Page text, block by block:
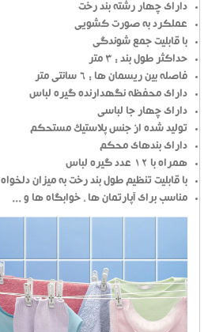
دارای چهار رشته بند رخت
عملکرد به صورت کشویی
با قابلیت جمع شوندگی
حداکثر طول بند : 3 متر
فاصله بین ریسمان ها : 6 سانتی متر
دارای محفظه نگهدارنده گیره لباس
دارای چهار جا لباسی
تولید شده از جنس پلاستیک مستحکم
دارای بندهای محکم
همراه با 12 عدد گیره لباس
با قابلیت تنظیم طول بند رخت به میزان دلخواه
مناسب برای آپارتمان ها ، خوابگاه ها و ...